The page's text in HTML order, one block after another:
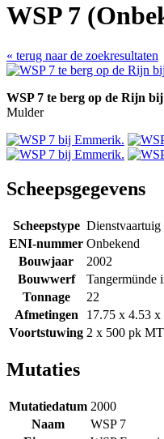
WSP 7
« terug naar de zoekresultaten
WSP 7 te berg op de Rijn
Mulder
Scheepsgegevens
Scheepstype Dienstvaartuig
ENI-nummer Onbekend
Bouwjaar
2002
Bouwwerf
Tangermünde
Tonnage
22
Afmetingen
17.75 x 4.53 x
Voortstuwing 2 x 500 pk
Mutaties
Mutatiedatum 2000
Naam
WSP 7